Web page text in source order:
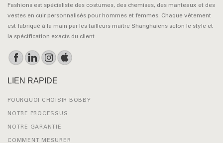
Fashions est spécialiste des costumes, des chemises, des manteaux et des
vestes en cuir personnalisés pour hommes et femmes. Chaque vêtement
est fabriqué à la main par les tailleurs maître Shanghaiens selon le style et
la spécification exacts du client.
LIEN RAPIDE
POURQUOI CHOISIR BOBBY
NOTRE PROCESSUS
NOTRE GARANTIE
COMMENT MESURER